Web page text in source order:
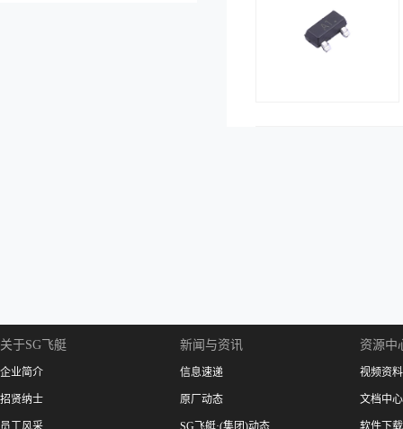
关于SG飞艇
企业简介
招贤纳士
员工风采
新闻与资讯
信息速递
原厂动态
SG飞艇·(集团)动态
资源中
视频资料
文档中心
软件下载